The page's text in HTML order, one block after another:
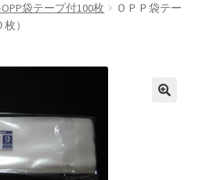
袋テープ付100枚
ＯＰＰ袋テー
）